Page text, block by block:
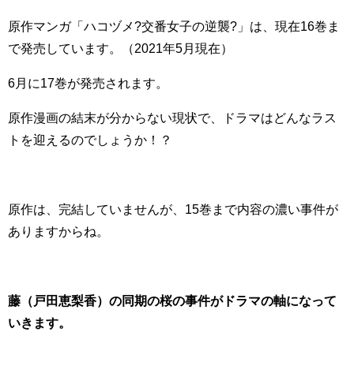
原作マンガ「ハコヅメ?交番女子の逆襲?」は、現在16巻ま
で発売しています。（2021年5月現在）
6月に17巻が発売されます。
原作漫画の結末が分からない現状で、ドラマはどんなラス
トを迎えるのでしょうか！？
原作は、完結していませんが、15巻まで内容の濃い事件が
ありますからね。
藤（戸田恵梨香）の同期の桜の事件がドラマの軸になって
いきます。